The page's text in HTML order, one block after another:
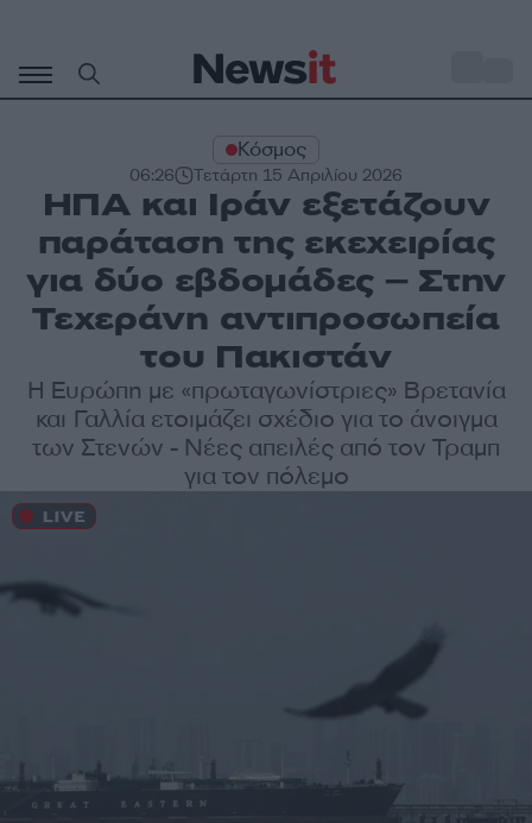
περιεχόμενο
Κόσμος
06:26 Τετάρτη 15 Απριλίου 2026
ΗΠΑ και Ιράν εξετάζουν
παράταση της εκεχειρίας
για δύο εβδομάδες – Στην
Τεχεράνη αντιπροσωπεία
του Πακιστάν
Η Ευρώπη με «πρωταγωνίστριες» Βρετανία
και Γαλλία ετοιμάζει σχέδιο για το άνοιγμα
των Στενών - Νέες απειλές από τον Τραμπ
για τον πόλεμο